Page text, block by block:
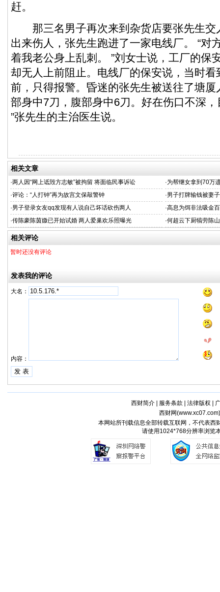
赶。
那三名男子再次来到杂货店要张先生交
出来伤人，张先生跑进了一家电线厂。 “对
着我老公身上乱刺。 ”刘女士说，工厂的保
却无人上前阻止。电线厂的保安说，当时
前，只得报警。昏迷的张先生被送往了塘厦
部身中7刀，腹部身中6刀。好在伤口不深
”张先生的主治医生说。
相关文章
·两人因“网上诋毁方志敏”被拘留 将面临民事诉讼 ·为帮继女拿到70万
·评论：“人打钟”再为故宫文保敲警钟 ·男子打牌输钱被妻
·男子登录女友qq发现有人说自己坏话砍伤两人 ·高息为饵非法吸金
·传陈豪陈茵媺已开始试婚 两人爱巢欢乐照曝光 ·何超云下厨犒劳陈
相关评论
暂时还没有评论
发表我的评论
大名：
内容：
西财简介| 服务条款 法律版权
西财网(www.xc07.com
本网站所刊载信息全部转载互联网，不代表
请使用1024*768分辨率浏览